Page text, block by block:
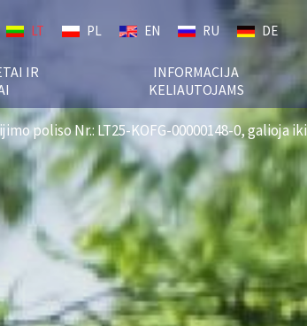
LT PL EN RU DE
IR
INFORMACIJA
KELIAUTOJAMS
poliso Nr.: LT25-KOFG-00000148-0, galioja iki